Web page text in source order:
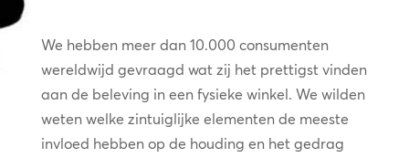
We hebben meer dan 10.000 consumenten
wereldwijd gevraagd wat zij het prettigst vinden
aan de beleving in een fysieke winkel. We wilden
weten welke zintuiglijke elementen de meeste
invloed hebben op de houding en het gedrag